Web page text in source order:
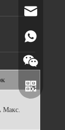
Макс.